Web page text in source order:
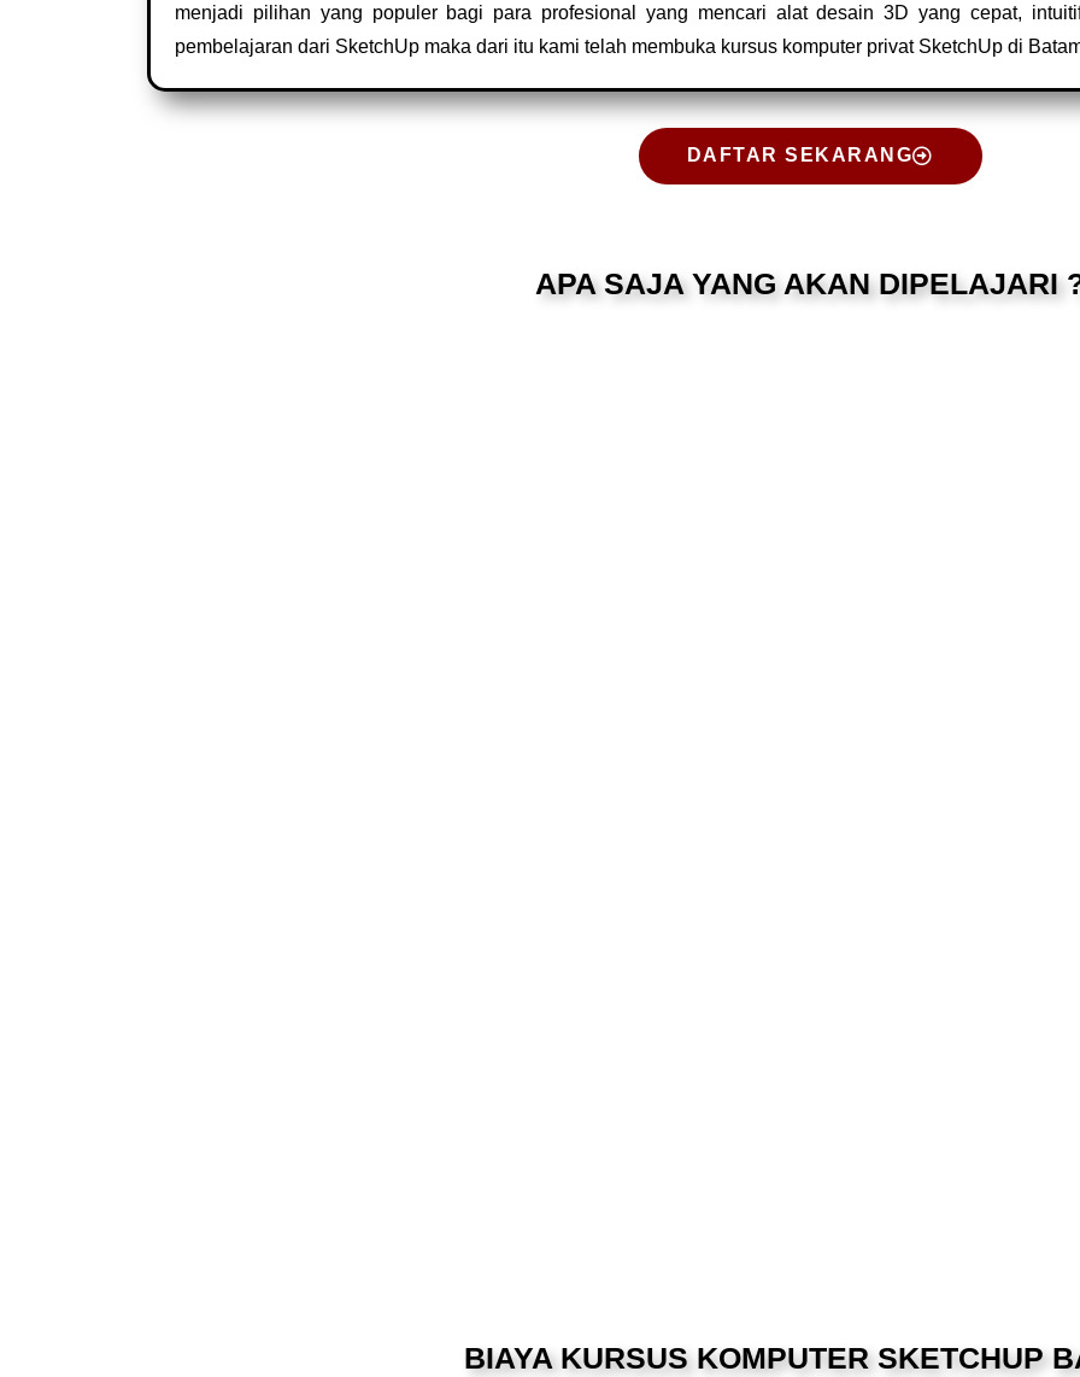
menjadi pilihan yang populer bagi para profesional yang mencari alat desain 3D yang cepat,
pembelajaran dari SketchUp maka dari itu kami telah membuka kursus komputer privat SketchUp di
DAFTAR SEKARANG
APA SAJA YANG AKAN DIPELAJARI
BIAYA KURSUS KOMPUTER SKETCHUP